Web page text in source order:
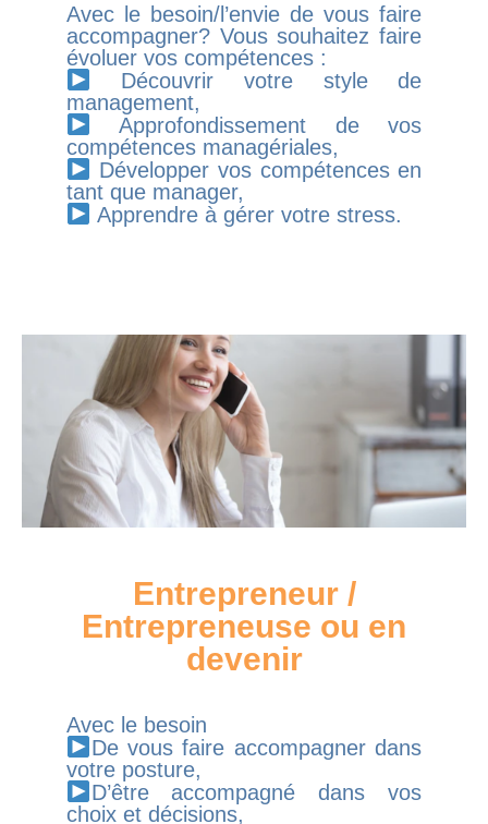
Avec le besoin/l’envie de vous faire
accompagner? Vous souhaitez faire
évoluer vos compétences :
Découvrir votre style de
management,
Approfondissement de vos
compétences managériales,
Développer vos compétences en
tant que manager,
Apprendre à gérer votre stress.
Entrepreneur /
Entrepreneuse ou en
devenir
Avec le besoin
De vous faire accompagner dans
votre posture,
D’être accompagné dans vos
choix et décisions,